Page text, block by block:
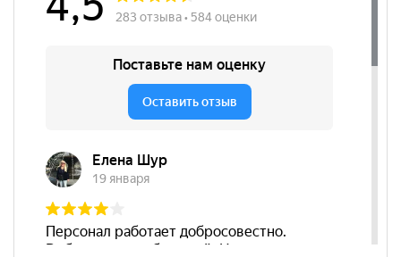
*Дополнительную информацию о том, как купить
уточняйте у нашего менеджера по телефону
.
**Цены на официальном сайте100диванов.com
действительны только для интернет-магазина
салонах сети!